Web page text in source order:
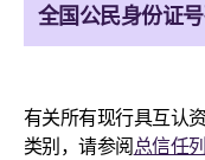
全国公民身份证
有关所有现行具互认
类别，请参阅总信任